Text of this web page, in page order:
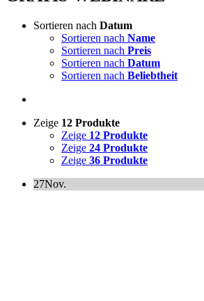
Sortieren nach Datum
Sortieren nach Name
Sortieren nach Preis
Sortieren nach Datum
Sortieren nach Beliebtheit
Zeige 12 Produkte
Zeige 12 Produkte
Zeige 24 Produkte
Zeige 36 Produkte
27Nov.